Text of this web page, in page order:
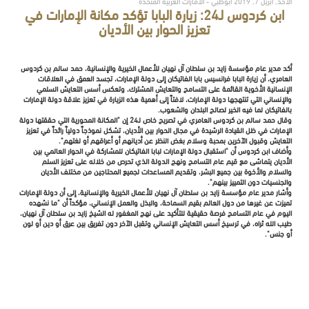
ابن كردوس لـ24: زيارة البابا تؤكد مكانة الإمارات في
تعزيز الحوار بين الأديان
أكد مدير عام مؤسسة زايد بن سلطان آل نهيان للأعمال الخيرية والإنسانية، حمد سالم بن كردوس
العامري، أن زيارة البابا فرانسيس بابا الفاتيكان إلى دولة الإمارات، تجسد العمق في العلاقات
الإنسانية الأخوية القائمة على التسامح والتعايش المشترك، وتعكس أسس التعايش السلمي
والإنساني التي تنتهجها دولة الإمارات، لافتاً إلى أهمية هذه الزيارة في تعزيز علاقة دولة الإمارات
بالفاتيكان لما فيه الخير لصالح البلدان والشعوب.
وقال حمد سالم بن كردوس العامري في تصريح خاص لـ24 إن "المكانة المحورية التي حققتها دولة
الإمارات في ظل القيادة الرشيدة في مجال الحوار بين الأديان، تشكل نموذجاً دولياً رائداً في تعزيز
التعايش وقبول الآخرين بمحبة وسلام بغض النظر عن أديانهم أو أعراقهم أو لغتهم".
وأضاف ابن كردوس أن "استقبال دولة الإمارات لبابا الفاتيكان للمشاركة في الحوار العالمي بين
الأديان يتماشى مع قيم عام التسامح ونهج الدولة الذي تحرص من خلاله على تعزيز السلم
والسلام والأخوة بين جميع البشر، وتقديم المساعدات لجميع المحتاجين من مختلف الأديان
والجنسيات دون التمييز بينهم".
وأشار مدير عام مؤسسة زايد بن سلطان آل نهيان للأعمال الخيرية والإنسانية، إلى أن دولة الإمارات
تميزت عن غيرها من دول العالم بقيم السماحة، والبذل والعمل الإنساني، مؤكداً أن "ما نشهده
اليوم في عام التسامح فرصة حقيقية للتأكيد على نهج المغفور له الشيخ زايد بن سلطان آل نهيان،
طيب الله ثراه، في ترسيخ أسس التعايش الإنساني وتقبل الآخر دون تفريق بين عرق أو دين أو لون
أو جنس".